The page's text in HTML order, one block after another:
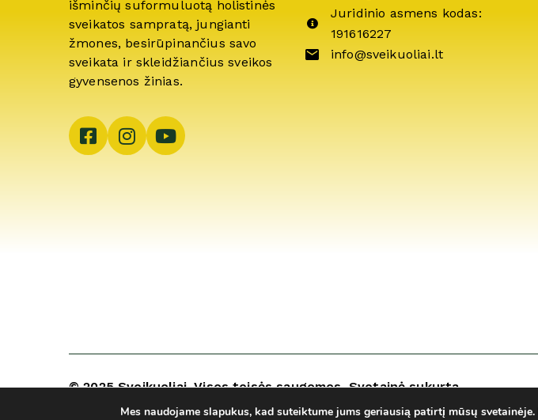
išminčių suformuluotą holistinės
sveikatos sampratą, jungianti
žmones, besirūpinančius savo
sveikata ir skleidžiančius sveikos
gyvensenos žinias.
Juridinio asmens kodas:
191616227
info@sveikuoliai.lt
© 2025 Sveikuoliai. Visos teisės saugomos. Svetainė sukurta
ARCA4.ltMes naudojame slapukus, kad suteiktume jums geriausią patirtį mūsų svetainėje.